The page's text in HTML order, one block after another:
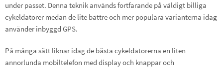
under passet. Denna teknik används fortfarande på väldigt billiga
cykeldatorer medan de lite bättre och mer populära varianterna idag
använder inbyggd GPS.
På många sätt liknar idag de bästa cykeldatorerna en liten
annorlunda mobiltelefon med display och knappar och